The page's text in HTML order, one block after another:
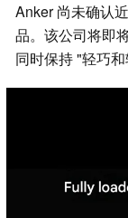
Anker 尚未确认
品。该公司将即
同时保持 "轻巧和